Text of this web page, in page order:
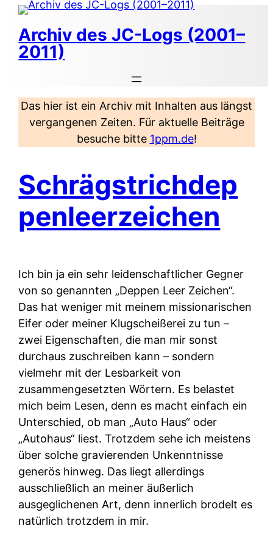
Zum
Inhalt
springen
Archiv des JC-Logs (2001–
2011)
Das hier ist ein Archiv mit Inhalten aus längst
vergangenen Zeiten. Für aktuelle Beiträge
besuche bitte 1ppm.de!
Schrägstrichdep
penleerzeichen
Ich bin ja ein sehr leidenschaftlicher Gegner
von so genannten „Deppen Leer Zeichen“.
Das hat weniger mit meinem missionarischen
Eifer oder meiner Klugscheißerei zu tun –
zwei Eigenschaften, die man mir sonst
durchaus zuschreiben kann – sondern
vielmehr mit der Lesbarkeit von
zusammengesetzten Wörtern. Es belastet
mich beim Lesen, denn es macht einfach ein
Unterschied, ob man „Auto Haus“ oder
„Autohaus“ liest. Trotzdem sehe ich meistens
über solche gravierenden Unkenntnisse
generös hinweg. Das liegt allerdings
ausschließlich an meiner äußerlich
ausgeglichenen Art, denn innerlich brodelt es
natürlich trotzdem in mir.